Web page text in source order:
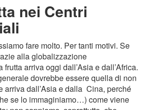
nei Centri
fare molto. Per tanti motivi. Se
alla globalizzazione
frutta arriva oggi dall’Asia e dall’Africa.
dovrebbe essere quella di non
arriva dall’Asia e dalla Cina, perché
se lo immaginiamo…) come viene